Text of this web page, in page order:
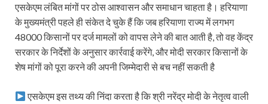
एसकेएम लंबित मांगों पर ठोस आश्वासन और समाधान चाहता है। हरियाणा
के मुख्यमंत्री पहले ही संकेत दे चुके हैं कि जब हरियाणा राज्य में लगभग
48000 किसानों पर दर्ज मामलों को वापस लेने की बात आती है, तो वह केंद्र
सरकार के निर्देशों के अनुसार कार्रवाई करेंगे, और मोदी सरकार किसानों के
शेष मांगों को पूरा करने की अपनी जिम्मेदारी से बच नहीं सकती है
एसकेएम इस तथ्य की निंदा करता है कि श्री नरेंद्र मोदी के नेतृत्व वाली